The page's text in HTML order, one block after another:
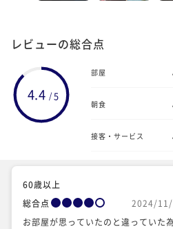
レビューの総合点
4.4 /5
部屋
朝食
接客・サービス
60歳以上
総合点
2024/
お部屋が思っていたのと違っていた為